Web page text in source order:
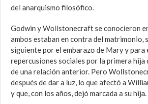
del anarquismo filosófico.
Godwin y Wollstonecraft se conocieron
ambos estaban en contra del matrimonio,
siguiente por el embarazo de Mary y
repercusiones sociales por la primera hija
de una relación anterior. Pero
después de dar a luz, lo que afectó a
y que, con los años, dejó marcada a su hija.